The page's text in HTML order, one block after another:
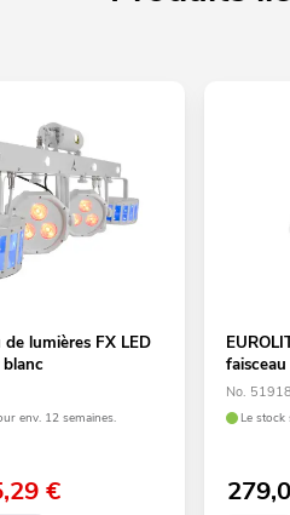
de lumières FX LED
env. 12 semaines.
€
No.
Le